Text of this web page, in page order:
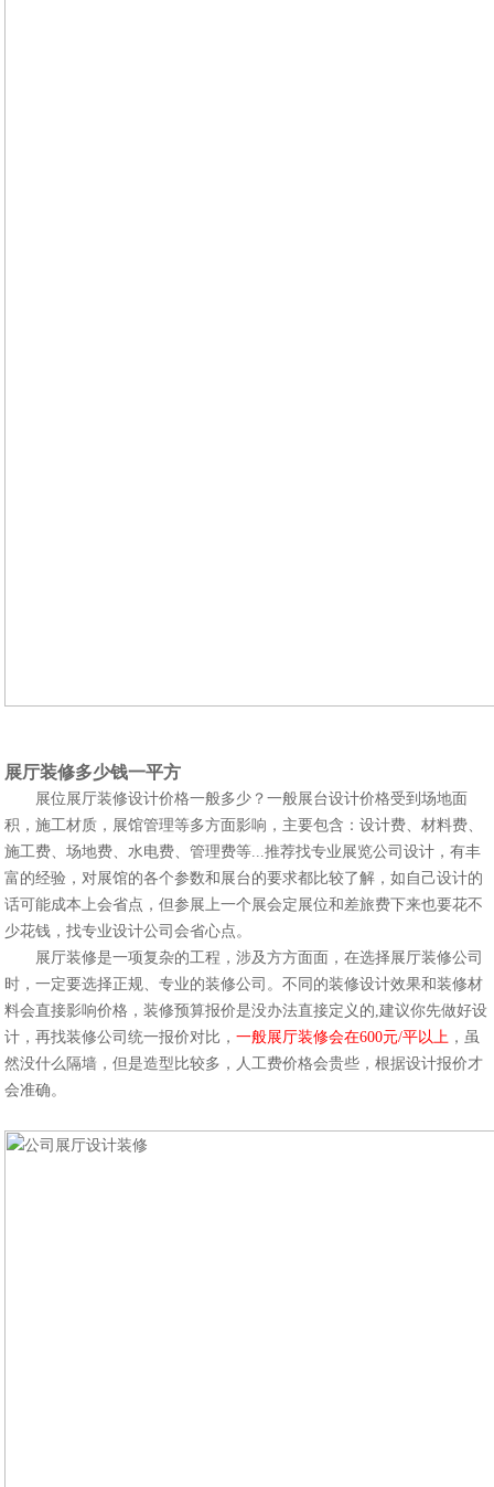
展厅装修多少钱一平方
展位展厅装修设计价格一般多少？一般展台设计价格受到场地面
积，施工材质，展馆管理等多方面影响，主要包含：设计费、材料费、
施工费、场地费、水电费、管理费等...推荐找专业展览公司设计，有丰
富的经验，对展馆的各个参数和展台的要求都比较了解，如自己设计的
话可能成本上会省点，但参展上一个展会定展位和差旅费下来也要花不
少花钱，找专业设计公司会省心点。
展厅装修是一项复杂的工程，涉及方方面面，在选择展厅装修公司
时，一定要选择正规、专业的装修公司。不同的装修设计效果和装修材
料会直接影响价格，装修预算报价是没办法直接定义的,建议你先做好设
计，再找装修公司统一报价对比，一般展厅装修会在600元/平以上 ，虽
然没什么隔墙，但是造型比较多，人工费价格会贵些，根据设计报价才
会准确。